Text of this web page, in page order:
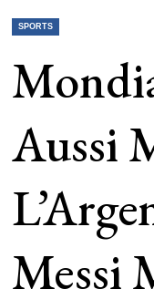
SPORTS
Aussi
Messi